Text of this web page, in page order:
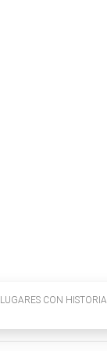
LUGARES CON HISTORIA